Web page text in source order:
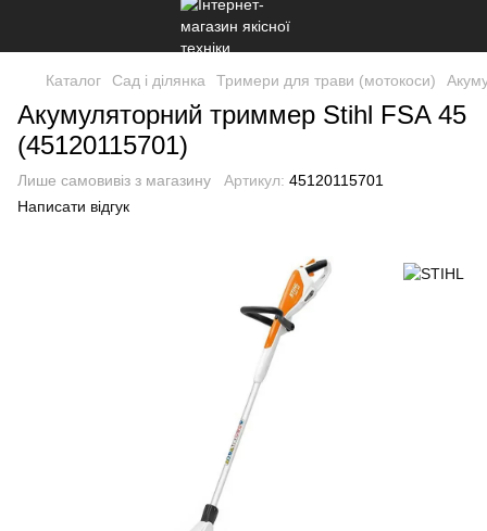
Каталог Сад і ділянка Тримери для трави (мотокоси)
Акумуляторний триммер Stihl FSA 45
(45120115701)
Лише самовивіз з магазину Артикул: 45120115701
Написати відгук